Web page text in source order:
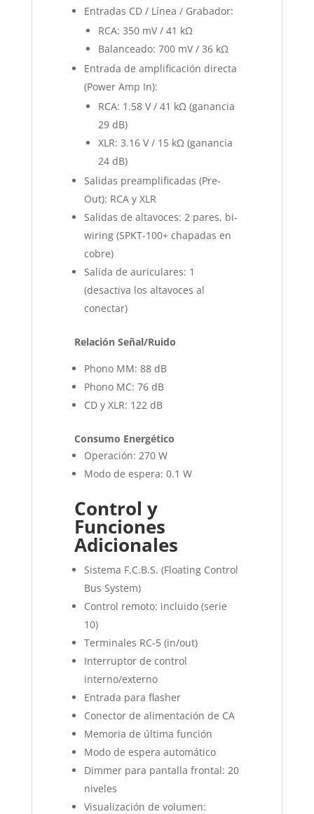
Entradas CD / Línea / Grabador:
RCA: 350 mV / 41 kΩ
Balanceado: 700 mV / 36 kΩ
Entrada de amplificación directa
(Power Amp In):
RCA: 1.58 V / 41 kΩ (ganancia
29 dB)
XLR: 3.16 V / 15 kΩ (ganancia
24 dB)
Salidas preamplificadas (Pre-
Out): RCA y XLR
Salidas de altavoces: 2 pares, bi-
wiring (SPKT-100+ chapadas en
cobre)
Salida de auriculares: 1
(desactiva los altavoces al
conectar)
Relación Señal/Ruido
Phono MM: 88 dB
Phono MC: 76 dB
CD y XLR: 122 dB
Consumo Energético
Operación: 270 W
Modo de espera: 0.1 W
Control y
Funciones
Adicionales
Sistema F.C.B.S. (Floating Control
Bus System)
Control remoto: incluido (serie
10)
Terminales RC-5 (in/out)
Interruptor de control
interno/externo
Entrada para flasher
Conector de alimentación de CA
Memoria de última función
Modo de espera automático
Dimmer para pantalla frontal: 20
niveles
Visualización de volumen: